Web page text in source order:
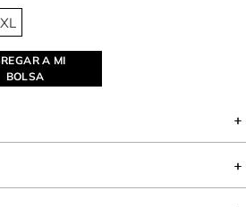
XL
A MI
BOLSA